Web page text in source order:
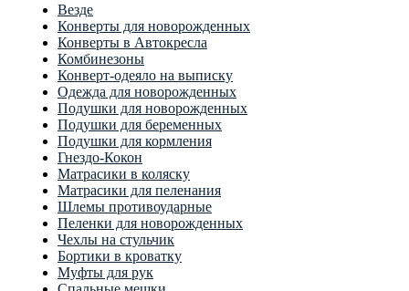
Везде
Конверты для новорожденных
Конверты в Автокресла
Комбинезоны
Конверт-одеяло на выписку
Одежда для новорожденных
Подушки для новорожденных
Подушки для беременных
Подушки для кормления
Гнездо-Кокон
Матрасики в коляску
Матрасики для пеленания
Шлемы противоударные
Пеленки для новорожденных
Чехлы на стульчик
Бортики в кроватку
Муфты для рук